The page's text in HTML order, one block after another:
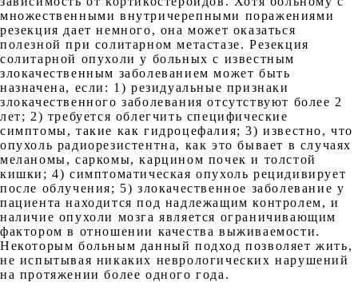
множественными внутричерепными поражениями
резекция дает немного, она может оказаться
полезной при солитарном метастазе. Резекция
солитарной опухоли у больных с известным
злокачественным заболеванием может быть
назначена, если: 1) резидуальные признаки
злокачественного заболевания отсутствуют более 2
лет; 2) требуется облегчить специфические
симптомы, такие как гидроцефалия; 3) известно, что
опухоль радиорезистентна, как это бывает в случаях
меланомы, саркомы, карцином почек и толстой
кишки; 4) симптоматическая опухоль рецидивирует
после облучения; 5) злокачественное заболевание у
пациента находится под надлежащим контролем, и
наличие опухоли мозга является ограничивающим
фактором в отношении качества выживаемости.
Некоторым больным данный подход позволяет жить,
не испытывая никаких неврологических нарушений
на протяжении более одного года.